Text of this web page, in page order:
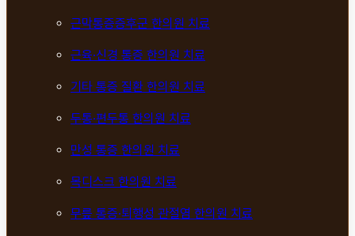
근막통증증후군 한의원 치료
근육·신경 통증 한의원 치료
기타 통증 질환 한의원 치료
두통·편두통 한의원 치료
만성 통증 한의원 치료
목디스크 한의원 치료
무릎 통증·퇴행성 관절염 한의원 치료